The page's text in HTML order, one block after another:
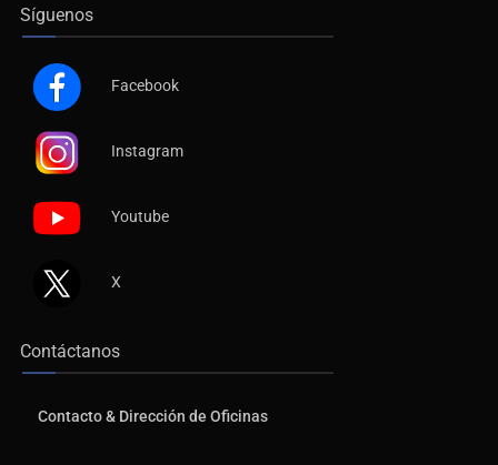
Síguenos
Facebook
Instagram
Youtube
X
Contáctanos
Contacto & Dirección de Oficinas